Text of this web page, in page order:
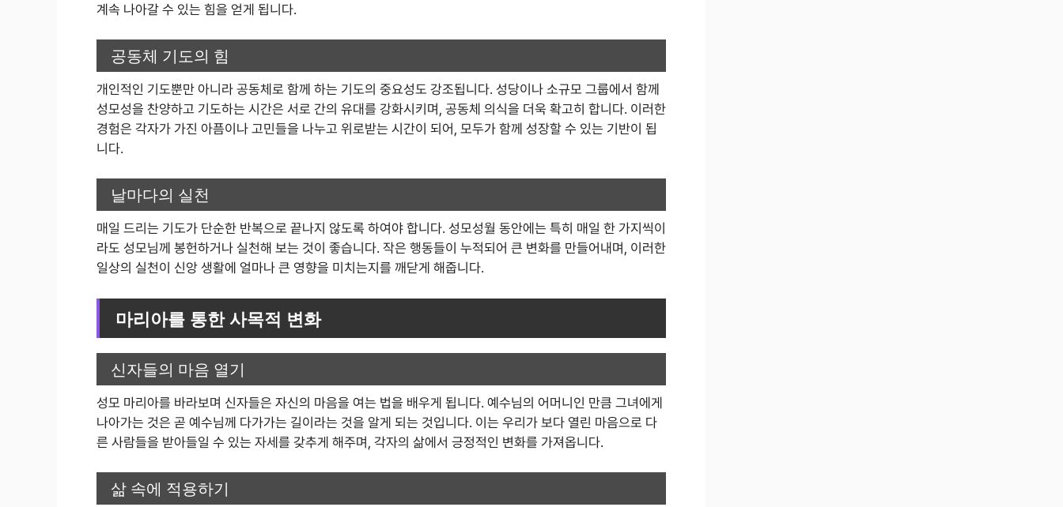
계속 나아갈 수 있는 힘을 얻게 됩니다.
공동체 기도의 힘
개인적인 기도뿐만 아니라 공동체로 함께 하는 기도의 중요성도 강조됩니다. 성당이나 소규모 그룹에서 함께
성모성을 찬양하고 기도하는 시간은 서로 간의 유대를 강화시키며, 공동체 의식을 더욱 확고히 합니다. 이러한
경험은 각자가 가진 아픔이나 고민들을 나누고 위로받는 시간이 되어, 모두가 함께 성장할 수 있는 기반이 됩
니다.
날마다의 실천
매일 드리는 기도가 단순한 반복으로 끝나지 않도록 하여야 합니다. 성모성월 동안에는 특히 매일 한 가지씩이
라도 성모님께 봉헌하거나 실천해 보는 것이 좋습니다. 작은 행동들이 누적되어 큰 변화를 만들어내며, 이러한
일상의 실천이 신앙 생활에 얼마나 큰 영향을 미치는지를 깨닫게 해줍니다.
마리아를 통한 사목적 변화
신자들의 마음 열기
성모 마리아를 바라보며 신자들은 자신의 마음을 여는 법을 배우게 됩니다. 예수님의 어머니인 만큼 그녀에게
나아가는 것은 곧 예수님께 다가가는 길이라는 것을 알게 되는 것입니다. 이는 우리가 보다 열린 마음으로 다
른 사람들을 받아들일 수 있는 자세를 갖추게 해주며, 각자의 삶에서 긍정적인 변화를 가져옵니다.
삶 속에 적용하기